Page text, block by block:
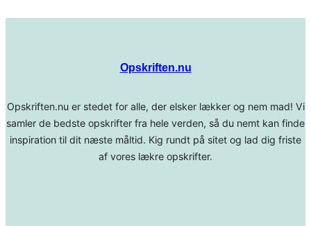
Opskriften.nu
Opskriften.nu er stedet for alle, der elsker lækker og nem mad! Vi
samler de bedste opskrifter fra hele verden, så du nemt kan finde
inspiration til dit næste måltid. Kig rundt på sitet og lad dig friste
af vores lækre opskrifter.